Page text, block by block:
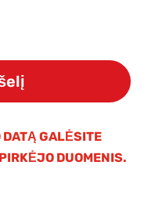
DATĄ GALĖSITE
DUOMENIS.